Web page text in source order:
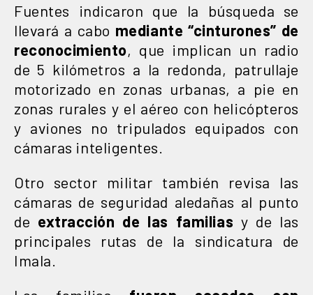
Fuentes indicaron que la búsqueda se
llevará a cabo mediante “cinturones” de
reconocimiento, que implican un radio
de 5 kilómetros a la redonda, patrullaje
motorizado en zonas urbanas, a pie en
zonas rurales y el aéreo con helicópteros
y aviones no tripulados equipados con
cámaras inteligentes.
Otro sector militar también revisa las
cámaras de seguridad aledañas al punto
de extracción de las familias y de las
principales rutas de la sindicatura de
Imala.